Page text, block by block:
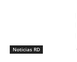
Noticias RD